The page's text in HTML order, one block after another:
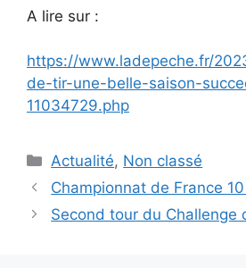
A lire sur :
https://www.ladepeche.fr/
de-tir-une-belle-saison-
11034729.php
Catégories
Actualité, Non classé
Navigation
des
Championnat de France
Second tour du Challenge